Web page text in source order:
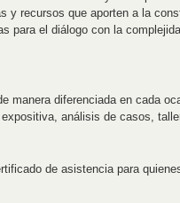
y recursos que aporten a la
para el diálogo con la
manera diferenciada en cada
análisis de casos,
de asistencia para